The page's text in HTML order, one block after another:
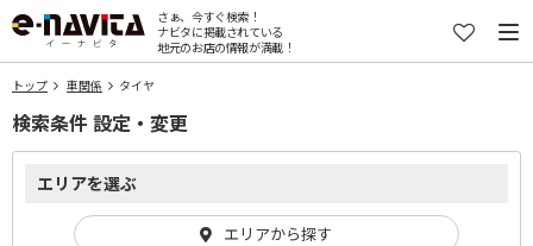
さぁ、今すぐ検索！
ナビタに掲載されている
地元のお店の情報が満載！
トップ 車関係 タイヤ
検索条件 設定・変更
エリアを選ぶ
エリアから探す